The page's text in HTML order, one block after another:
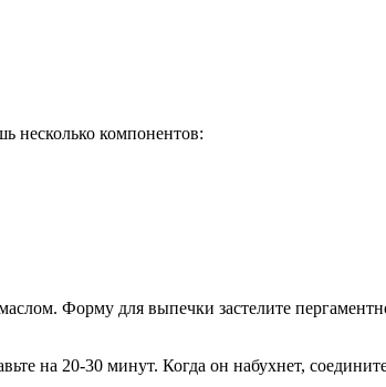
несколько компонентов:
Форму для выпечки застелите
на 20-30 минут. Когда он набухнет,